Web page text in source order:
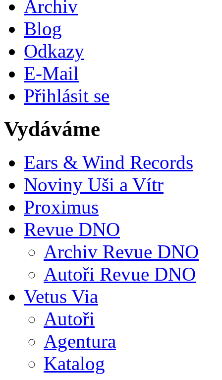
Archiv
Blog
Odkazy
E-Mail
Přihlásit se
Vydáváme
Ears & Wind Records
Noviny Uši a Vítr
Proximus
Revue DNO
Archiv Revue DNO
Autoři Revue DNO
Vetus Via
Autoři
Agentura
Katalog